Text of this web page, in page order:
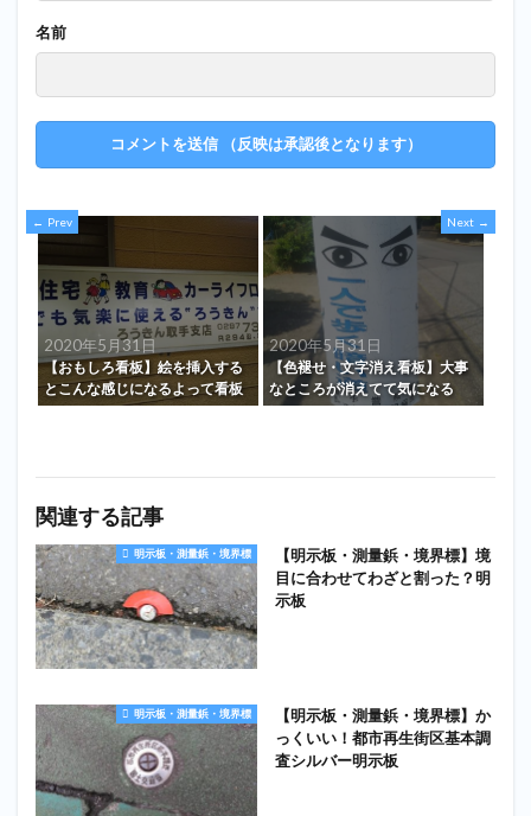
名前
Prev
2020年5月31日
【おもしろ看板】絵を挿入する
とこんな感じになるよって看板
Next
2020年5月31日
【色褪せ・文字消え看板】大事
なところが消えてて気になる
関連する記事
明示板・測量鋲・境界標
【明示板・測量鋲・境界標】境
目に合わせてわざと割った？明
示板
明示板・測量鋲・境界標
【明示板・測量鋲・境界標】か
っくいい！都市再生街区基本調
査シルバー明示板